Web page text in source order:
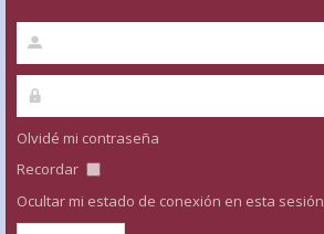
Olvidé mi contraseña
Recordar
Ocultar mi estado de conexión en esta sesión